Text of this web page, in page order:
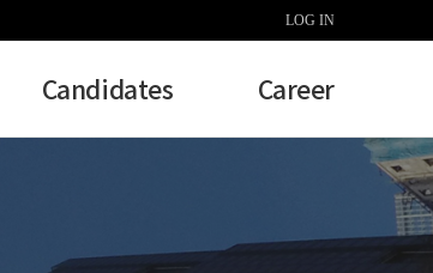
LOG IN
Candidates Career